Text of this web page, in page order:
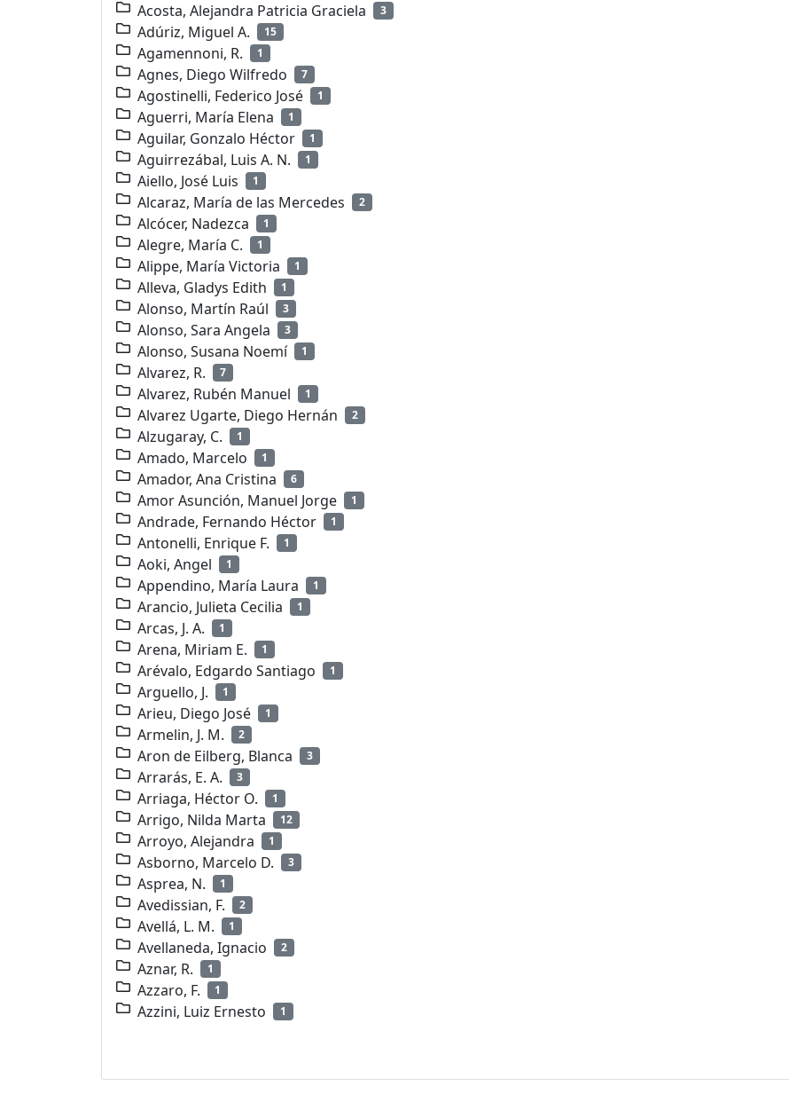
Acosta, Alejandra Patricia Graciela 3
Adúriz, Miguel A. 15
Agamennoni, R. 1
Agnes, Diego Wilfredo 7
Agostinelli, Federico José 1
Aguerri, María Elena 1
Aguilar, Gonzalo Héctor 1
Aguirrezábal, Luis A. N. 1
Aiello, José Luis 1
Alcaraz, María de las Mercedes 2
Alcócer, Nadezca 1
Alegre, María C. 1
Alippe, María Victoria 1
Alleva, Gladys Edith 1
Alonso, Martín Raúl 3
Alonso, Sara Angela 3
Alonso, Susana Noemí 1
Alvarez, R. 7
Alvarez, Rubén Manuel 1
Alvarez Ugarte, Diego Hernán 2
Alzugaray, C. 1
Amado, Marcelo 1
Amador, Ana Cristina 6
Amor Asunción, Manuel Jorge 1
Andrade, Fernando Héctor 1
Antonelli, Enrique F. 1
Aoki, Angel 1
Appendino, María Laura 1
Arancio, Julieta Cecilia 1
Arcas, J. A. 1
Arena, Miriam E. 1
Arévalo, Edgardo Santiago 1
Arguello, J. 1
Arieu, Diego José 1
Armelin, J. M. 2
Aron de Eilberg, Blanca 3
Arrarás, E. A. 3
Arriaga, Héctor O. 1
Arrigo, Nilda Marta 12
Arroyo, Alejandra 1
Asborno, Marcelo D. 3
Asprea, N. 1
Avedissian, F. 2
Avellá, L. M. 1
Avellaneda, Ignacio 2
Aznar, R. 1
Azzaro, F. 1
Azzini, Luiz Ernesto 1